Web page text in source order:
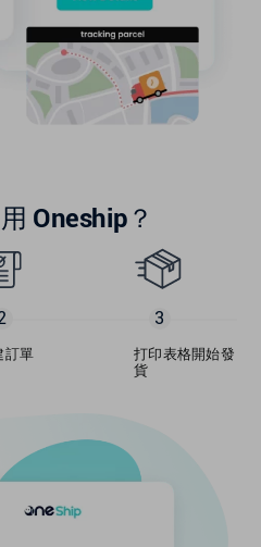
Oneship？
訂單
打印表格開始發
貨
3